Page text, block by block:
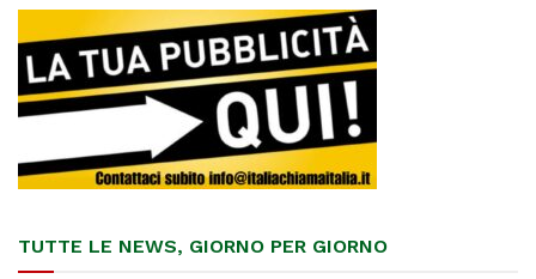
TUTTE LE NEWS, GIORNO PER GIORNO